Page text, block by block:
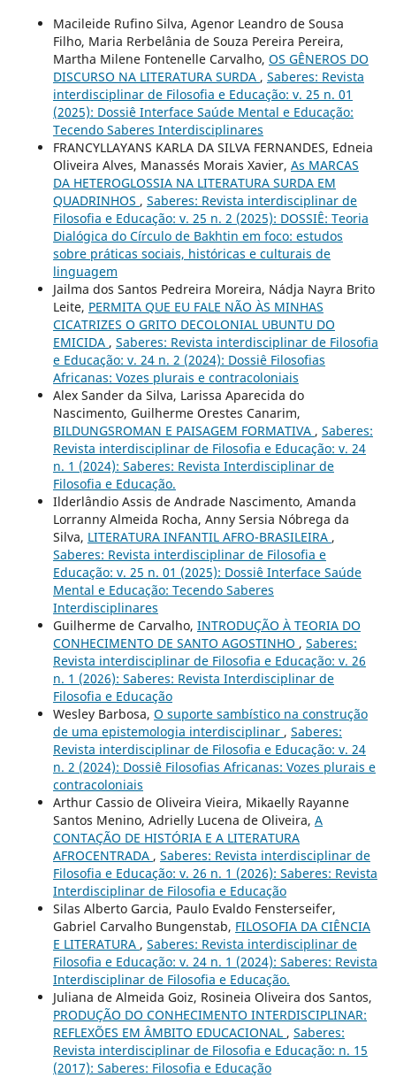
Macileide Rufino Silva, Agenor Leandro de Sousa
Filho, Maria Rerbelânia de Souza Pereira Pereira,
Martha Milene Fontenelle Carvalho, OS GÊNEROS DO
DISCURSO NA LITERATURA SURDA , Saberes: Revista
interdisciplinar de Filosofia e Educação: v. 25 n. 01
(2025): Dossiê Interface Saúde Mental e Educação:
Tecendo Saberes Interdisciplinares
FRANCYLLAYANS KARLA DA SILVA FERNANDES, Edneia
Oliveira Alves, Manassés Morais Xavier, As MARCAS
DA HETEROGLOSSIA NA LITERATURA SURDA EM
QUADRINHOS , Saberes: Revista interdisciplinar de
Filosofia e Educação: v. 25 n. 2 (2025): DOSSIÊ: Teoria
Dialógica do Círculo de Bakhtin em foco: estudos
sobre práticas sociais, históricas e culturais de
linguagem
Jailma dos Santos Pedreira Moreira, Nádja Nayra Brito
Leite, PERMITA QUE EU FALE NÃO ÀS MINHAS
CICATRIZES O GRITO DECOLONIAL UBUNTU DO
EMICIDA , Saberes: Revista interdisciplinar de Filosofia
e Educação: v. 24 n. 2 (2024): Dossiê Filosofias
Africanas: Vozes plurais e contracoloniais
Alex Sander da Silva, Larissa Aparecida do
Nascimento, Guilherme Orestes Canarim,
BILDUNGSROMAN E PAISAGEM FORMATIVA , Saberes:
Revista interdisciplinar de Filosofia e Educação: v. 24
n. 1 (2024): Saberes: Revista Interdisciplinar de
Filosofia e Educação.
Ilderlândio Assis de Andrade Nascimento, Amanda
Lorranny Almeida Rocha, Anny Sersia Nóbrega da
Silva, LITERATURA INFANTIL AFRO-BRASILEIRA ,
Saberes: Revista interdisciplinar de Filosofia e
Educação: v. 25 n. 01 (2025): Dossiê Interface Saúde
Mental e Educação: Tecendo Saberes
Interdisciplinares
Guilherme de Carvalho, INTRODUÇÃO À TEORIA DO
CONHECIMENTO DE SANTO AGOSTINHO , Saberes:
Revista interdisciplinar de Filosofia e Educação: v. 26
n. 1 (2026): Saberes: Revista Interdisciplinar de
Filosofia e Educação
Wesley Barbosa, O suporte sambístico na construção
de uma epistemologia interdisciplinar , Saberes:
Revista interdisciplinar de Filosofia e Educação: v. 24
n. 2 (2024): Dossiê Filosofias Africanas: Vozes plurais e
contracoloniais
Arthur Cassio de Oliveira Vieira, Mikaelly Rayanne
Santos Menino, Adrielly Lucena de Oliveira, A
CONTAÇÃO DE HISTÓRIA E A LITERATURA
AFROCENTRADA , Saberes: Revista interdisciplinar de
Filosofia e Educação: v. 26 n. 1 (2026): Saberes: Revista
Interdisciplinar de Filosofia e Educação
Silas Alberto Garcia, Paulo Evaldo Fensterseifer,
Gabriel Carvalho Bungenstab, FILOSOFIA DA CIÊNCIA
E LITERATURA , Saberes: Revista interdisciplinar de
Filosofia e Educação: v. 24 n. 1 (2024): Saberes: Revista
Interdisciplinar de Filosofia e Educação.
Juliana de Almeida Goiz, Rosineia Oliveira dos Santos,
PRODUÇÃO DO CONHECIMENTO INTERDISCIPLINAR:
REFLEXÕES EM ÂMBITO EDUCACIONAL , Saberes:
Revista interdisciplinar de Filosofia e Educação: n. 15
(2017): Saberes: Filosofia e Educação